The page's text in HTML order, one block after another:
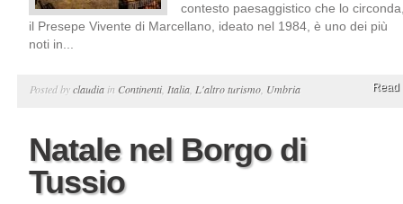
contesto paesaggistico che lo
il Presepe Vivente di Marcellano, ideato nel 1984, è uno dei più
noti in...
Posted byclaudia in Continenti, Italia L'altro turismo Umbria Read
Natale nel Borgo di
Tussio